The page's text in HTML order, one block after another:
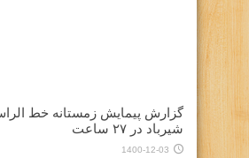
گزارش پیمایش زمستانه خط الراس
شیرباد در ۲۷ ساعت
1400-12-03